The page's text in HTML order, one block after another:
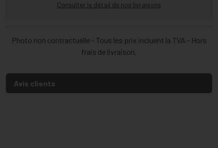
Consulter le détail de nos livraisons
Photo non contractuelle - Tous les prix incluent la TVA - Hors
frais de livraison.
Avis clients